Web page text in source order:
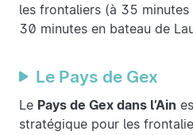
les frontaliers (à 35 minutes
30 minutes en bateau de
Le Pays de Gex
Le Pays de Gex dans l’Ain
stratégique pour les